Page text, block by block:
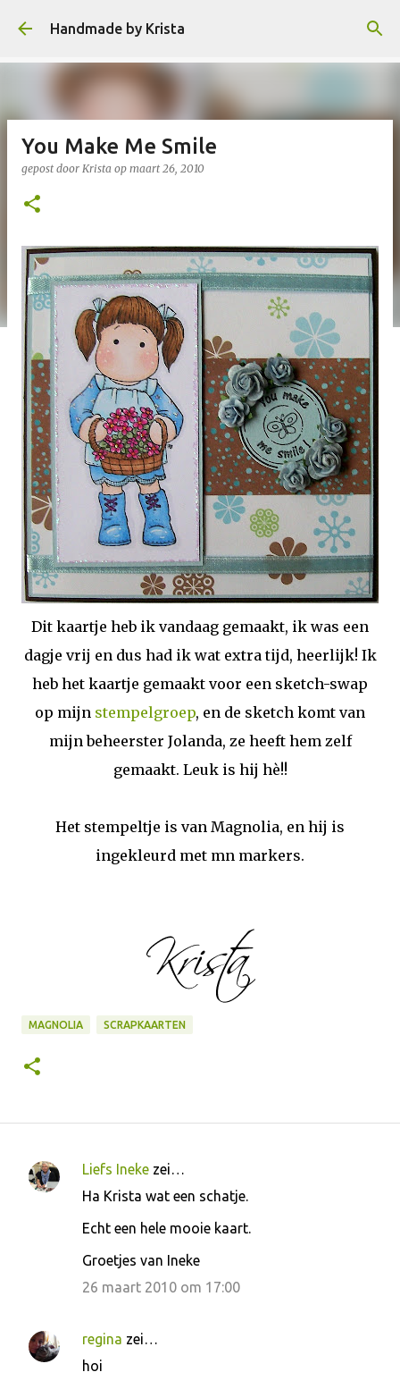
Doorgaan naar hoofdcontent
Handmade by Krista
You Make Me Smile
gepost door Krista op maart 26, 2010
Dit kaartje heb ik vandaag gemaakt, ik was een
dagje vrij en dus had ik wat extra tijd, heerlijk! Ik
heb het kaartje gemaakt voor een sketch-swap
op mijn stempelgroep, en de sketch komt van
mijn beheerster Jolanda, ze heeft hem zelf
gemaakt. Leuk is hij hè!!
Het stempeltje is van Magnolia, en hij is
ingekleurd met mn markers.
MAGNOLIA SCRAPKAARTEN
R
e
s
Liefs Ineke zei…
Ha Krista wat een schatje.
Echt een hele mooie kaart.
Groetjes van Ineke
26 maart 2010 om 17:00
regina zei…
hoi